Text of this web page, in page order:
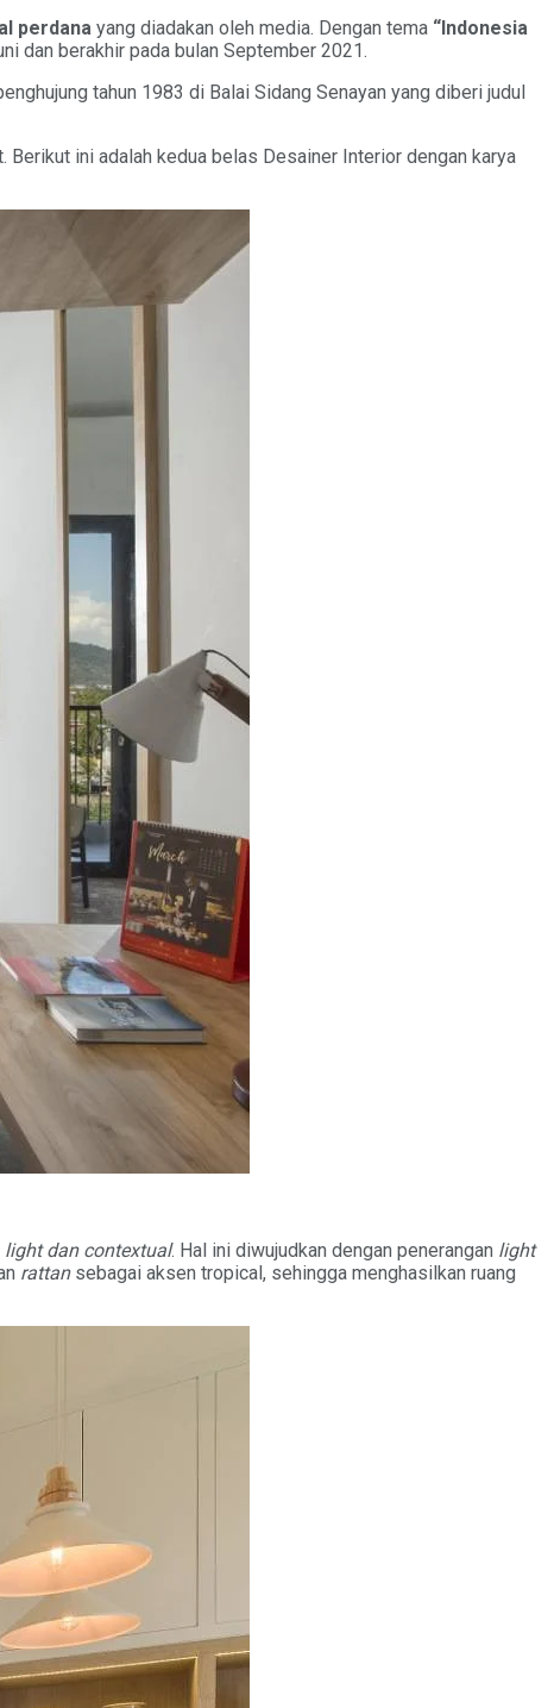
perdana yang diadakan oleh media. Dengan tema “Indonesia
dan berakhir pada bulan September 2021.
tahun 1983 di Balai Sidang Senayan yang diberi judul
Berikut ini adalah kedua belas Desainer Interior dengan karya
light dan contextual. Hal ini diwujudkan dengan penerangan light
rattan sebagai aksen tropical, sehingga menghasilkan ruang